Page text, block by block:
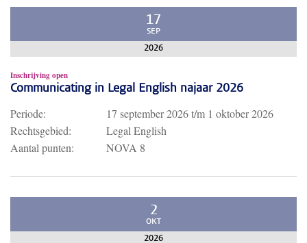
17
SEP
2026
Inschrijving open
Communicating in Legal English najaar 2026
Periode: 17 september 2026t/m 1 oktober 2026
Rechtsgebied:
Legal English
Aantal punten:
NOVA 8
2
OKT
2026